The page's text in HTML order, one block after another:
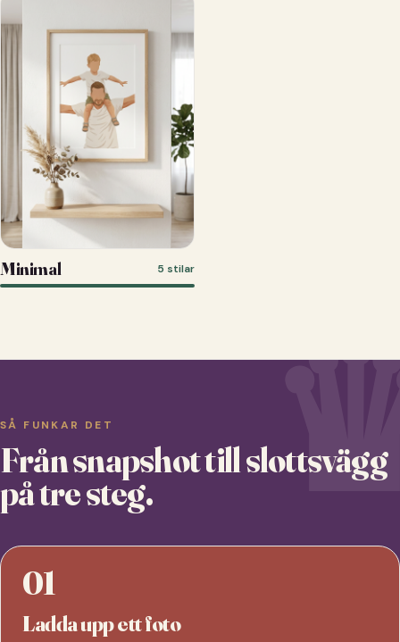
Minimal 5 stilar
SÅ FUNKAR DET
Från snapshot till slottsvägg
på tre steg.
01
Ladda upp ett foto